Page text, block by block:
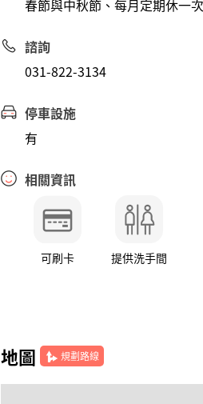
春節與中秋節、每月定期休一次
諮詢
031-822-3134
停車設施
有
相關資訊
可刷卡 提供洗手間
地圖 規劃路線